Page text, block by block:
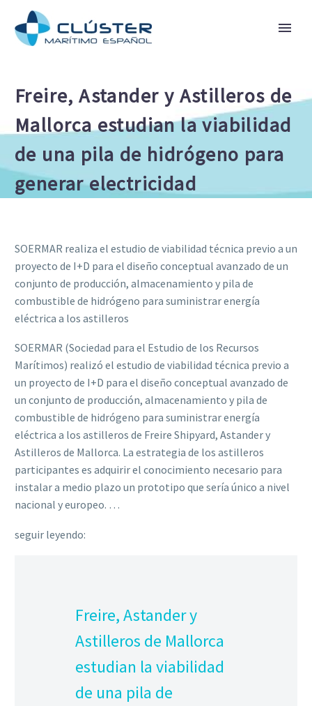
Freire, Astander y Astilleros de
Mallorca estudian la viabilidad
de una pila de hidrógeno para
generar electricidad
SOERMAR realiza el estudio de viabilidad técnica previo a un
proyecto de I+D para el diseño conceptual avanzado de un
conjunto de producción, almacenamiento y pila de
combustible de hidrógeno para suministrar energía
eléctrica a los astilleros
SOERMAR (Sociedad para el Estudio de los Recursos
Marítimos) realizó el estudio de viabilidad técnica previo a
un proyecto de I+D para el diseño conceptual avanzado de
un conjunto de producción, almacenamiento y pila de
combustible de hidrógeno para suministrar energía
eléctrica a los astilleros de Freire Shipyard, Astander y
Astilleros de Mallorca. La estrategia de los astilleros
participantes es adquirir el conocimiento necesario para
instalar a medio plazo un prototipo que sería único a nivel
nacional y europeo. …
seguir leyendo:
Freire, Astander y
Astilleros de Mallorca
estudian la viabilidad
de una pila de